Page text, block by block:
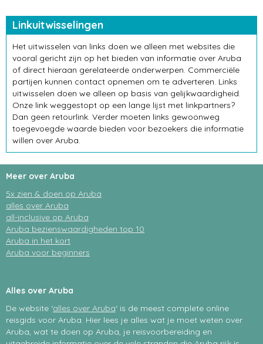
Linkuitwisselingen
Het uitwisselen van links doen we alleen met websites die
vooral gericht zijn op het bieden van informatie over Aruba
of direct hieraan gerelateerde onderwerpen. Commerciële
partijen kunnen contact opnemen om te adverteren. Links
uitwisselen doen we alleen op basis van gelijkwaardigheid.
Onze link weggestopt op een lange lijst met linkpartners?
Dan geen retourlink. Verder moeten links gewoonweg
toegevoegde waarde bieden voor bezoekers die informatie
willen over Aruba.
Meer over Aruba
5x zien & doen op Aruba
alles over Aruba
all-inclusive op Aruba
Aruba bezienswaardigheden top 10
Aruba in het kort
Aruba voor beginners
Alles over Aruba
De website ‘alles over Aruba‘ is de meest complete online
reisgids voor Aruba. Hier lees je alles wat je moet weten over
Aruba, wat te doen op Aruba, je reisvoorbereiding en